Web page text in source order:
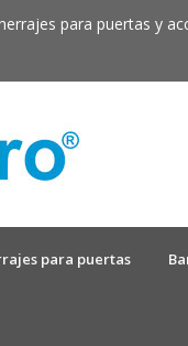
para puertas y
para puertas